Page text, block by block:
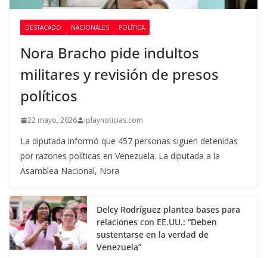
DESTACADO NACIONALES POLÍTICA
Nora Bracho pide indultos
militares y revisión de presos
políticos
22 mayo, 2026 iplaynoticias.com
La diputada informó que 457 personas siguen detenidas
por razones políticas en Venezuela. La diputada a la
Asamblea Nacional, Nora
Delcy Rodríguez plantea bases para
relaciones con EE.UU.: “Deben
sustentarse en la verdad de
Venezuela”